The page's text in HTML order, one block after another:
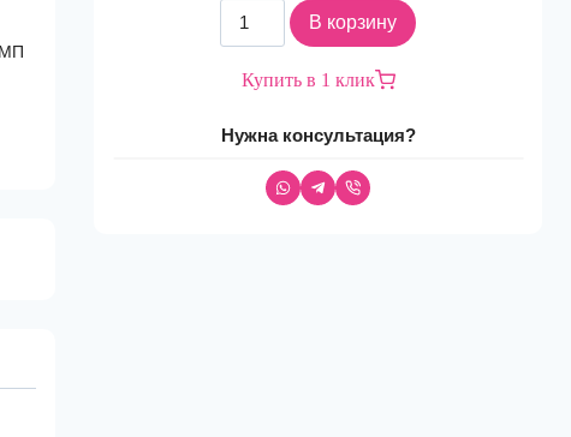
Количество
товара
Смартфон
iPhone
256Gb
В корзину
Купить в 1 клик
Нужна консультация?